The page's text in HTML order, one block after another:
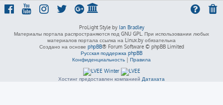
ProLight Style by Ian Bradley
Материалы портала распространяются под GNU GPL. При использовании любых
материалов портала ссылка на Linux.by обязательна
Создано на основе phpBB® Forum Software © phpBB Limited
Русская поддержка phpBB
Конфиденциальность | Правила
Хостинг предоставлен компанией Датахата